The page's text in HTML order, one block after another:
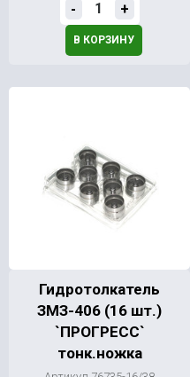
- +
В КОРЗИНУ
Гидротолкатель
ЗМЗ-406 (16 шт.)
`ПРОГРЕСС`
тонк.ножка